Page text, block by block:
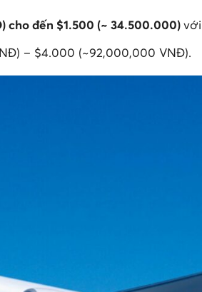
cho đến $1.500 (~ 34.500.000)
– $4.000 (~92,000,000 VNĐ).